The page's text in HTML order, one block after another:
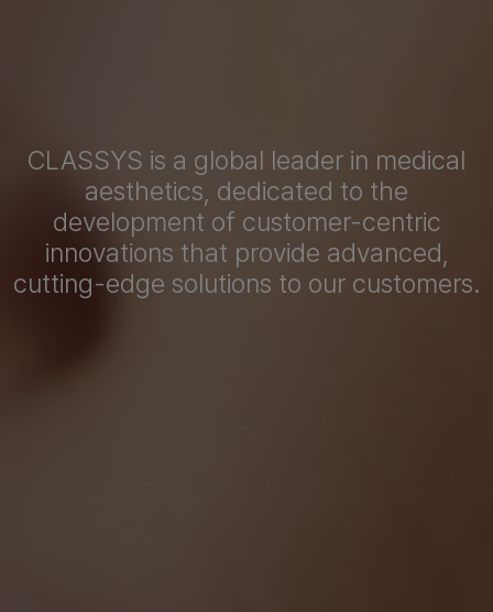
CLASSYS is a global leader in medical
aesthetics, dedicated to the
development of customer-centric
innovations that provide advanced,
cutting-edge solutions to our customers.